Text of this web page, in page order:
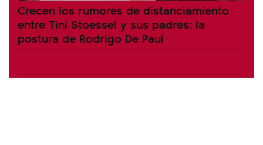
Crecen los rumores de distanciamiento
entre Tini Stoessel y sus padres: la
postura de Rodrigo De Paul